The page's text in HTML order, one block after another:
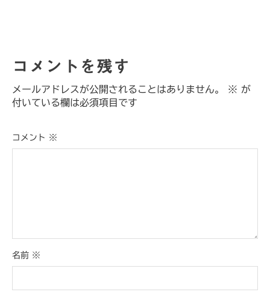
コメントを残す
メールアドレスが公開されることはありません。 ※ が
付いている欄は必須項目です
コメント ※
名前 ※